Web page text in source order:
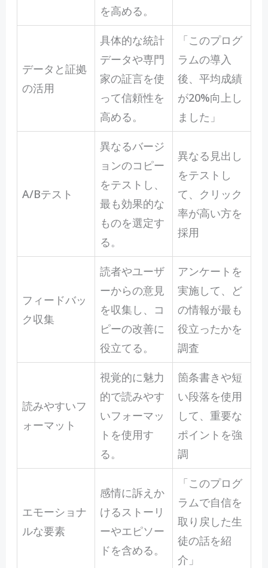
を高める。
データと証拠
の活用
具体的な統計
データや専門
家の証言を使
って信頼性を
高める。
「このプログ
ラムの導入
後、平均成績
が20%向上し
ました」
A/Bテスト
異なるバージ
ョンのコピー
をテストし、
最も効果的な
ものを選定す
る。
異なる見出し
をテストし
て、クリック
率が高い方を
採用
フィードバッ
ク収集
読者やユーザ
ーからの意見
を収集し、コ
ピーの改善に
役立てる。
アンケートを
実施して、ど
の情報が最も
役立ったかを
調査
読みやすいフ
ォーマット
視覚的に魅力
的で読みやす
いフォーマッ
トを使用す
る。
箇条書きや短
い段落を使用
して、重要な
ポイントを強
調
エモーショナ
ルな要素
感情に訴えか
けるストーリ
ーやエピソー
ドを含める。
「このプログ
ラムで自信を
取り戻した生
徒の話を紹
介」